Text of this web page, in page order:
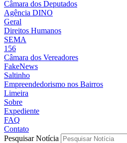
Câmara dos Deputados
Agência DINO
Geral
Direitos Humanos
SEMA
156
Câmara dos Vereadores
FakeNews
Saltinho
Empreendedorismo nos Bairros
Limeira
Sobre
Expediente
FAQ
Contato
Pesquisar Notícia